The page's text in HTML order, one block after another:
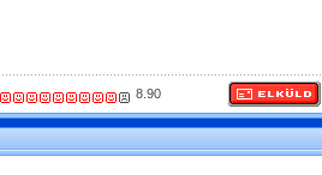
8.90